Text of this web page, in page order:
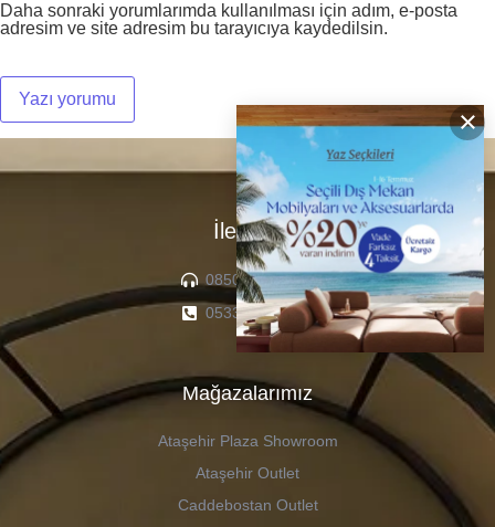
×
Daha sonraki yorumlarımda kullanılması için adım, e-posta
adresim ve site adresim bu tarayıcıya kaydedilsin.
İletişim
0850 307 04 22
0533 336 71 13
Mağazalarımız
Ataşehir Plaza Showroom
Ataşehir Outlet
Caddebostan Outlet